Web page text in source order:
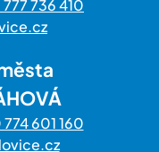
736 410
601 160